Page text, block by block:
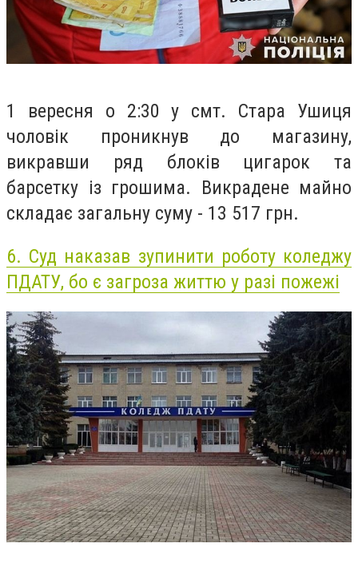
1 вересня о 2:30 у смт. Стара Ушиця
чоловік проникнув до магазину,
викравши ряд блоків цигарок та
барсетку із грошима. Викрадене майно
складає загальну суму - 13 517 грн.
6. Суд наказав зупинити роботу коледжу
ПДАТУ, бо є загроза життю у разі пожежі